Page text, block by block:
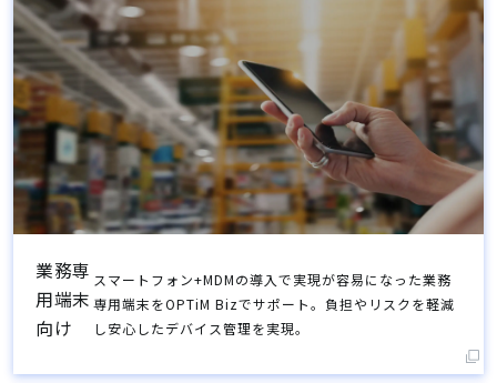
業務専
用端末
向け
スマートフォン+MDMの導入で実現が容易になった業務
専用端末をOPTiM Bizでサポート。負担やリスクを軽減
し安心したデバイス管理を実現。